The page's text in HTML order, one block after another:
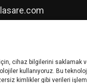
cihaz bilgilerini saklamak
kullanıyoruz. Bu
kimlikler gibi verileri